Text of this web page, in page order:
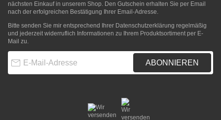
nächsten Einkauf in unserem Shop. Den Gutschein erhalten Sie per Email
nach der erfolgreichen Bestätigung Ihrer Email-Adresse.
Bitte senden Sie mir entsprechend Ihrer Datenschutzerklärung regelmäßig
und jederzeit widerruflich Informationen zu Ihrem Produktsortiment per E-
Mail zu.
ABONNIEREN